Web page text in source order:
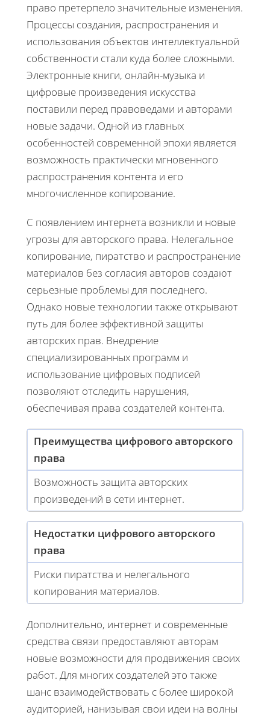
право претерпело значительные изменения.
Процессы создания, распространения и
использования объектов интеллектуальной
собственности стали куда более сложными.
Электронные книги, онлайн-музыка и
цифровые произведения искусства
поставили перед правоведами и авторами
новые задачи. Одной из главных
особенностей современной эпохи является
возможность практически мгновенного
распространения контента и его
многочисленное копирование.
С появлением интернета возникли и новые
угрозы для авторского права. Нелегальное
копирование, пиратство и распространение
материалов без согласия авторов создают
серьезные проблемы для последнего.
Однако новые технологии также открывают
путь для более эффективной защиты
авторских прав. Внедрение
специализированных программ и
использование цифровых подписей
позволяют отследить нарушения,
обеспечивая права создателей контента.
Преимущества цифрового авторского
права
Возможность защита авторских
произведений в сети интернет.
Недостатки цифрового авторского
права
Риски пиратства и нелегального
копирования материалов.
Дополнительно, интернет и современные
средства связи предоставляют авторам
новые возможности для продвижения своих
работ. Для многих создателей это также
шанс взаимодействовать с более широкой
аудиторией, нанизывая свои идеи на волны